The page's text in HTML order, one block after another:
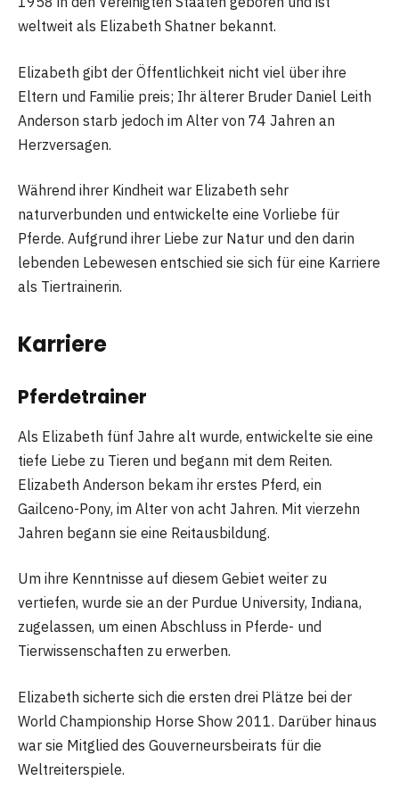
weltweit als Elizabeth Shatner bekannt.
Elizabeth gibt der Öffentlichkeit nicht viel über ihre
Eltern und Familie preis; Ihr älterer Bruder Daniel Leith
Anderson starb jedoch im Alter von 74 Jahren an
Herzversagen.
Während ihrer Kindheit war Elizabeth sehr
naturverbunden und entwickelte eine Vorliebe für
Pferde. Aufgrund ihrer Liebe zur Natur und den darin
lebenden Lebewesen entschied sie sich für eine Karriere
als Tiertrainerin.
Karriere
Pferdetrainer
Als Elizabeth fünf Jahre alt wurde, entwickelte sie eine
tiefe Liebe zu Tieren und begann mit dem Reiten.
Elizabeth Anderson bekam ihr erstes Pferd, ein
Gailceno-Pony, im Alter von acht Jahren. Mit vierzehn
Jahren begann sie eine Reitausbildung.
Um ihre Kenntnisse auf diesem Gebiet weiter zu
vertiefen, wurde sie an der Purdue University, Indiana,
zugelassen, um einen Abschluss in Pferde- und
Tierwissenschaften zu erwerben.
Elizabeth sicherte sich die ersten drei Plätze bei der
World Championship Horse Show 2011. Darüber hinaus
war sie Mitglied des Gouverneursbeirats für die
Weltreiterspiele.